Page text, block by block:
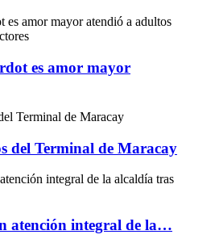
es amor mayor
del Terminal de Maracay
atención integral de la…